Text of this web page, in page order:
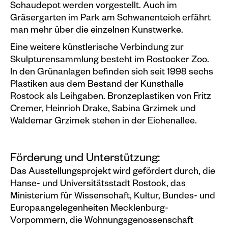
Merchandise
Schaudepot werden vorgestellt. Auch im
Gräsergarten im Park am Schwanenteich erfährt
man mehr über die einzelnen Kunstwerke.
Eine weitere künstlerische Verbindung zur
Skulpturensammlung besteht im Rostocker Zoo.
In den Grünanlagen befinden sich seit 1998 sechs
Plastiken aus dem Bestand der Kunsthalle
Rostock als Leihgaben. Bronzeplastiken von Fritz
Cremer, Heinrich Drake, Sabina Grzimek und
Waldemar Grzimek stehen in der Eichenallee.
Förderung und Unterstützung:
Das Ausstellungsprojekt wird gefördert durch, die
Hanse- und Universitätsstadt Rostock, das
Ministerium für Wissenschaft, Kultur, Bundes- und
Europaangelegenheiten Mecklenburg-
Vorpommern, die Wohnungsgenossenschaft